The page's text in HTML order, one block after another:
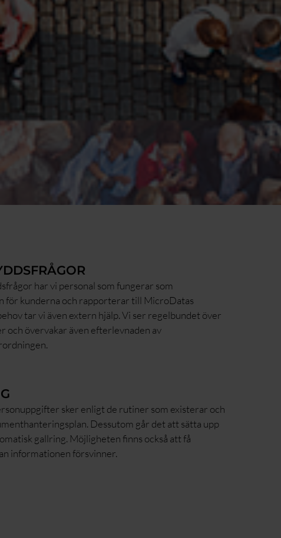
har vi personal som fungerar som
för kunderna och rapporterar till MicroDatas
tar vi även extern hjälp. Vi ser regelbundet över
och övervakar även efterlevnaden av
sker enligt de rutiner som existerar och
Dessutom går det att sätta upp
gallring. Möjligheten finns också att få
informationen försvinner.